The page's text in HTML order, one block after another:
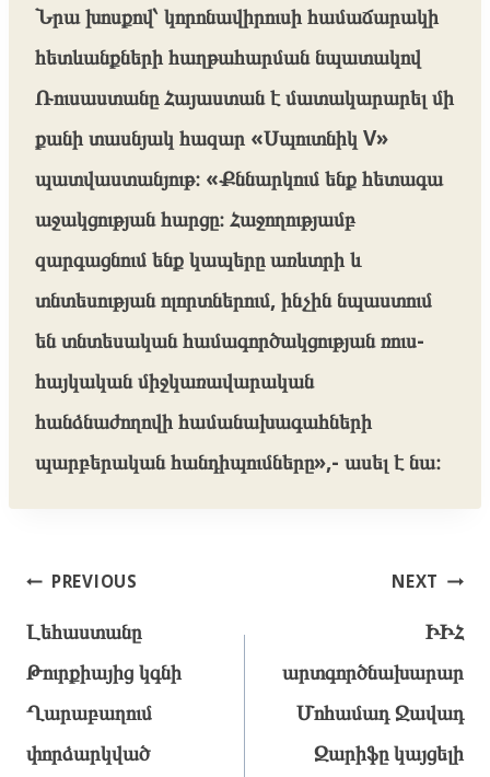
Նրա խոսքով՝ կորոնավիրուսի համաճարակի
հետևանքների հաղթահարման նպատակով
Ռուսաստանը Հայաստան է մատակարարել մի
քանի տասնյակ հազար «Սպուտնիկ V»
պատվաստանյութ։ «Քննարկում ենք հետագա
աջակցության հարցը։ Հաջողությամբ
զարգացնում ենք կապերը առևտրի և
տնտեսության ոլորտներում, ինչին նպաստում
են տնտեսական համագործակցության ռուս-
հայկական միջկառավարական
հանձնաժողովի համանախագահների
պարբերական հանդիպումները»,- ասել է նա։
Post
PREVIOUS
Լեհաստանը
Թուրքիայից կգնի
Ղարաբաղում
փորձարկված
NEXT
ԻԻՀ
արտգործնախարար
Մոհամադ Ջավադ
Զարիֆը կայցելի